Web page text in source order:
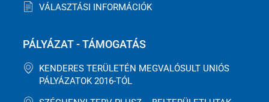
VÁLASZTÁSI INFORMÁCIÓK
PÁLYÁZAT - TÁMOGATÁS
KENDERES TERÜLETÉN MEGVALÓSULT UNIÓS
PÁLYÁZATOK 2016-TÓL